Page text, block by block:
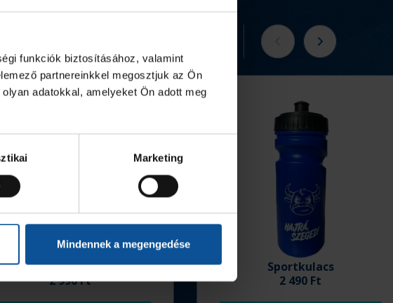
funkciók biztosításához, valamint
partnereinkkel megosztjuk az Ön
adatokkal, amelyeket Ön adott meg
Marketing
Mindennek a megengedése
Tolltartó 25/26
2 990 Ft
Sportkulacs
2 490 Ft